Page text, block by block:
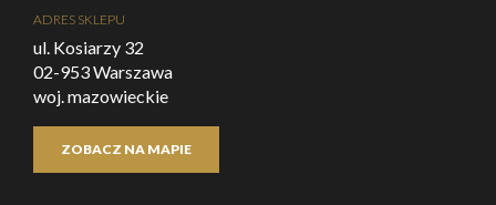
ADRES SKLEPU
ul. Kosiarzy 32
02-953 Warszawa
woj. mazowieckie
ZOBACZ NA MAPIE